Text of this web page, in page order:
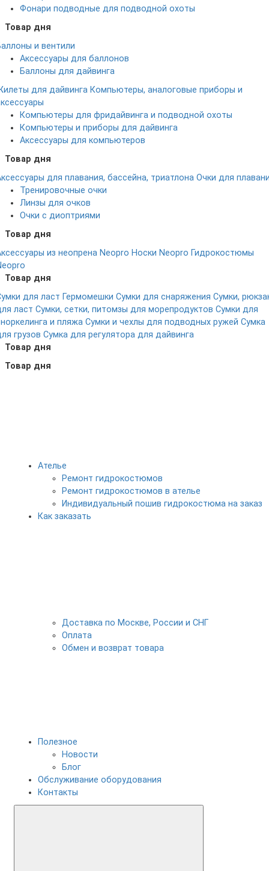
Фонари подводные для подводной охоты
Товар дня
и вентили
Аксессуары для баллонов
Баллоны для дайвинга
для дайвинга Компьютеры, аналоговые приборы и
Компьютеры для фридайвинга и подводной охоты
Компьютеры и приборы для дайвинга
Аксессуары для компьютеров
Товар дня
для плавания, бассейна, триатлона Очки для
Тренировочные очки
Линзы для очков
Очки с диоптриями
Товар дня
из неопрена Neopro Носки Neopro Гидрокостюмы
Товар дня
для ласт Гермомешки Сумки для снаряжения Сумки,
ласт Сумки, сетки, питомзы для морепродуктов Сумки для
и пляжа Сумки и чехлы для подводных ружей Сумка
грузов Сумка для регулятора для дайвинга
Товар дня
Товар дня
Ателье
Ремонт гидрокостюмов
Ремонт гидрокостюмов в ателье
Индивидуальный пошив гидрокостюма на заказ
Как заказать
Доставка по Москве, России и СНГ
Оплата
Обмен и возврат товара
Полезное
Новости
Блог
Обслуживание оборудования
Контакты